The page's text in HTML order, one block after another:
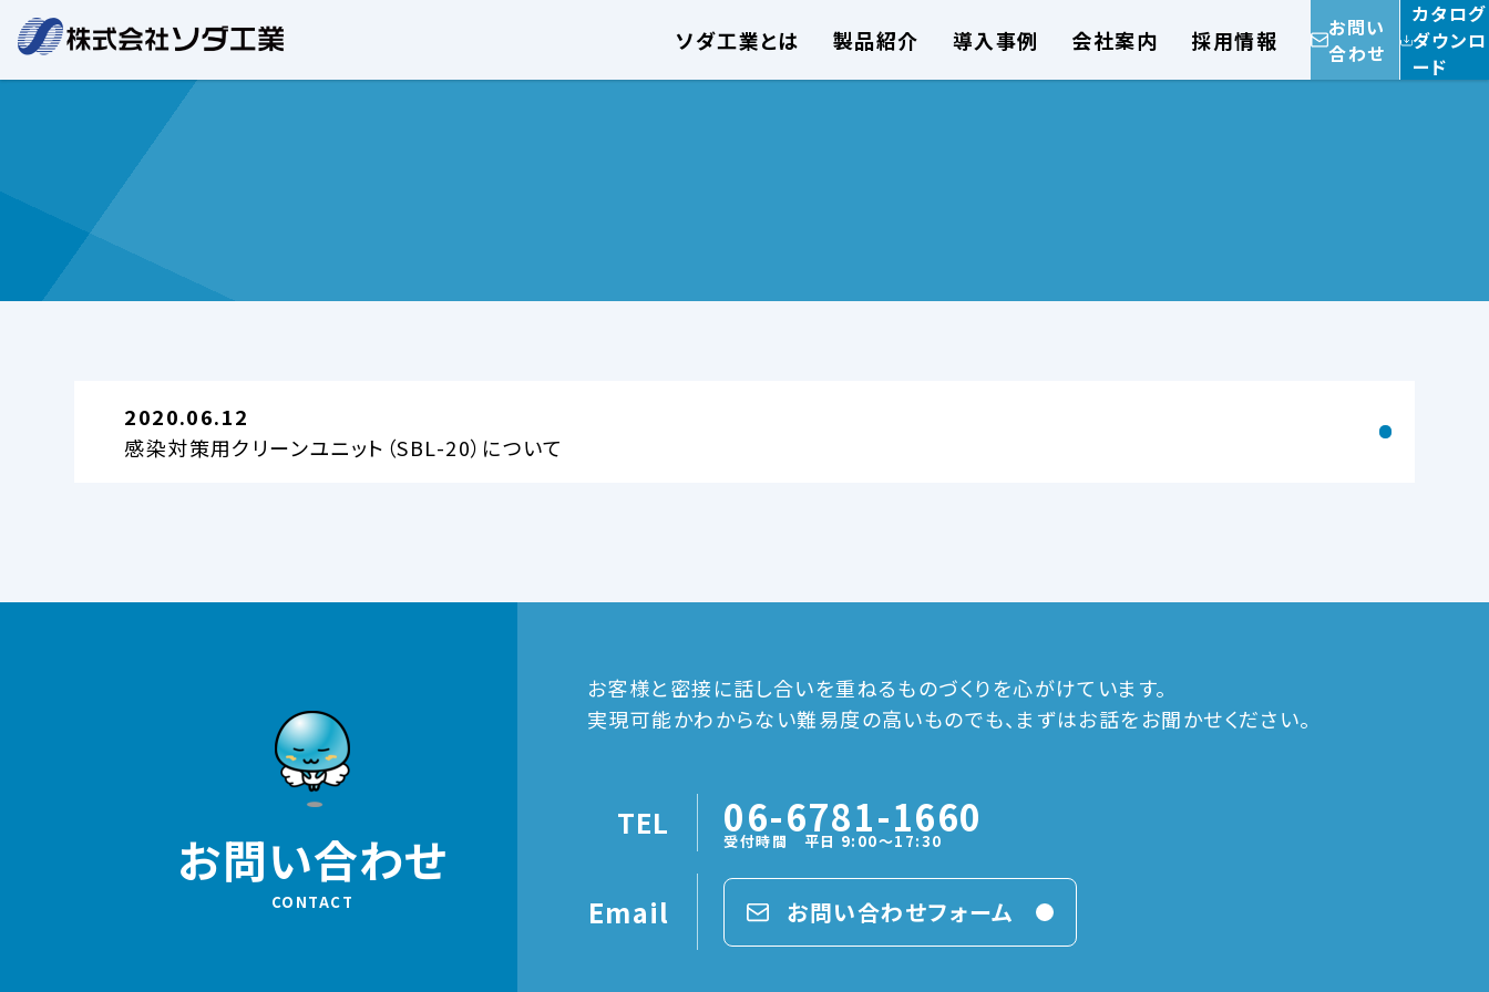
ソダ工業とは 製品紹介 導入事例 会社案内 採用情報
お問い
合わせ
カタログ
ダウンロ
ード
2020.06.12
感染対策用クリーンユニット（SBL-20）について
お問い合わせ
CONTACT
お客様と密接に話し合いを重ねるものづくりを心がけています。
実現可能かわからない難易度の高いものでも、まずはお話をお聞かせください。
TEL 06-6781-1660
受付時間 平日 9:00～17:30
Email お問い合わせフォーム